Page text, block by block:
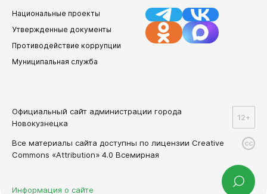
Национальные проекты
Утвержденные документы
Противодействие коррупции
Муниципальная служба
Официальный сайт администрации города
Новокузнецка
12+
cc
Все материалы сайта доступны по лицензии Creative
Commons «Attribution» 4.0 Всемирная
Информация о сайте